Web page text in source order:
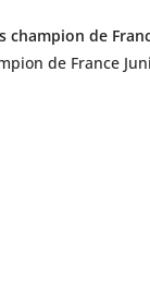
champion de
de France